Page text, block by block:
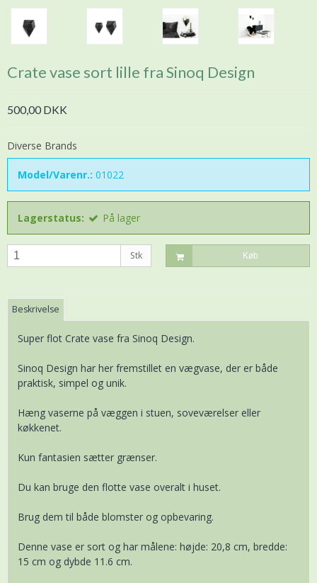
Crate vase sort lille fra Sinoq Design
500,00 DKK
Diverse Brands
Model/Varenr.: 01022
Lagerstatus: På lager
Stk Køb
Beskrivelse
Super flot Crate vase fra Sinoq Design.
Sinoq Design har her fremstillet en vægvase, der er både
praktisk, simpel og unik.
Hæng vaserne på væggen i stuen, soveværelser eller
køkkenet.
Kun fantasien sætter grænser.
Du kan bruge den flotte vase overalt i huset.
Brug dem til både blomster og opbevaring.
Denne vase er sort og har målene: højde: 20,8 cm, bredde:
15 cm og dybde 11.6 cm.